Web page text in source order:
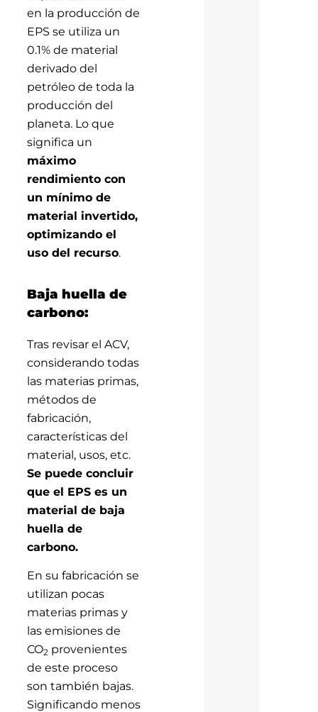
en la producción de
EPS se utiliza un
0.1% de material
derivado del
petróleo de toda la
producción del
planeta. Lo que
significa un
máximo
rendimiento con
un mínimo de
material invertido,
optimizando el
uso del recurso.
Baja huella de
carbono:
Tras revisar el ACV,
considerando todas
las materias primas,
métodos de
fabricación,
características del
material, usos, etc.
Se puede concluir
que el EPS es un
material de baja
huella de
carbono.
En su fabricación se
utilizan pocas
materias primas y
las emisiones de
CO2 provenientes
de este proceso
son también bajas.
Significando menos